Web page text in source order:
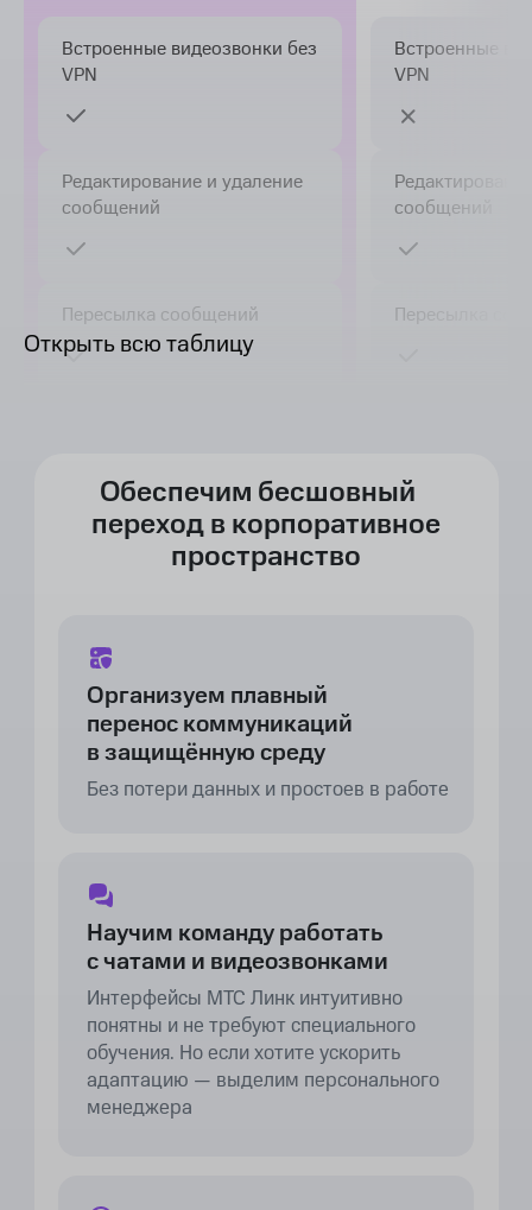
Встроенные видеозвонки без
VPN
Редактирование и удаление
сообщений
Пересылка сообщений
Отправка файлов
Эмодзи и реакции
Теги и группировка
Деление на каналы и чаты
Встроенные
VPN
сообщений
Пересылка
Отправка
Деление на
Открыть всю таблицу
Обеспечим бесшовный
переход в корпоративное
пространство
Организуем плавный
перенос коммуникаций
в защищённую среду
Научим команду работать
с чатами и видеозвонками
Без потери данных и простоев в работе
Интерфейсы МТС Линк интуитивно
понятны и не требуют специального
обучения. Но если хотите ускорить
адаптацию — выделим персонального
менеджера